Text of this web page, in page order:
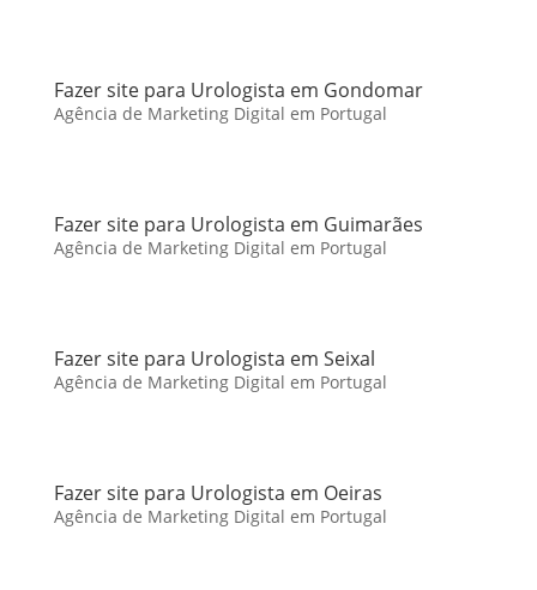
Fazer site para Urologista em Gondomar
Agência de Marketing Digital em Portugal
Fazer site para Urologista em Guimarães
Agência de Marketing Digital em Portugal
Fazer site para Urologista em Seixal
Agência de Marketing Digital em Portugal
Fazer site para Urologista em Oeiras
Agência de Marketing Digital em Portugal